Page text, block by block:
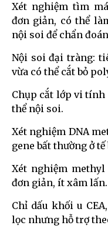
Xét nghiệm tìm
đơn giản, có thể
nội soi để chẩn
Nội soi đại tràng:
vừa có thể cắt bỏ
Chụp cắt lớp vi tính
thể nội soi.
Xét nghiệm DNA
gene bất thường ở tế
Xét nghiệm methyl
đơn giản, ít xâm lấn.
Chỉ dấu khối u
lọc nhưng hỗ trợ